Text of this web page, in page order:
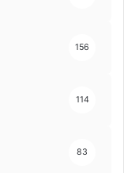
156
114
83